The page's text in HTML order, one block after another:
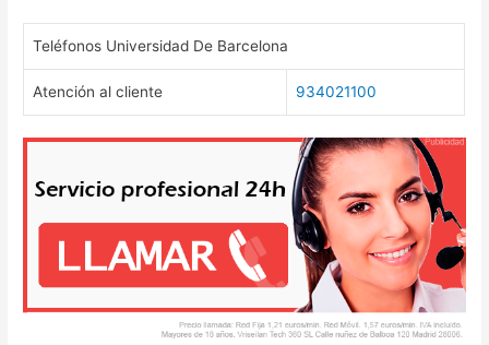
Teléfonos Universidad De Barcelona
Atención al cliente 934021100